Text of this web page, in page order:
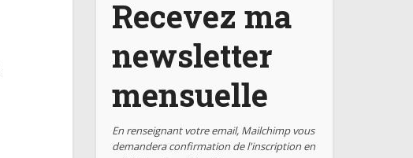
Recevez ma
newsletter
mensuelle
En renseignant votre email, Mailchimp vous
demandera confirmation de l'inscription en